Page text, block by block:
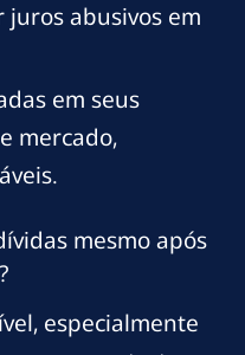
juros abusivos em
em seus
mercado,
mesmo após
especialmente